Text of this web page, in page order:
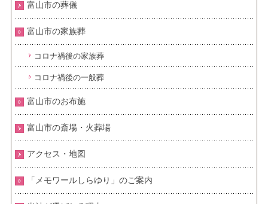
富山市の葬儀
富山市の家族葬
コロナ禍後の家族葬
コロナ禍後の一般葬
富山市のお布施
富山市の斎場・火葬場
アクセス・地図
「メモワールしらゆり」のご案内